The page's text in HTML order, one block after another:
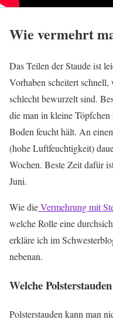
Wie vermehrt
Das Teilen der Staude ist
Vorhaben scheitert
schlecht bewurzelt sind.
die man in kleine Töpfchen
Boden feucht hält. An
(hohe Luftfeuchtigkeit)
Wochen. Beste Zeit dafür
Juni.
Wie dieVermehrung mit
welche Rolle eine
erkläre ich im
nebenan.
Welche
Polsterstauden kann man